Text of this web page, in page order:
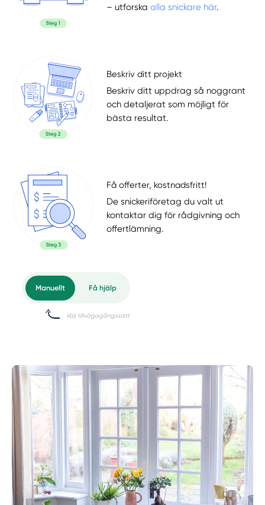
– utforskaalla snickare här.
Beskriv ditt projekt
Beskriv ditt uppdrag så noggrant
och detaljerat som möjligt för
bästa resultat.
Få offerter, kostnadsfritt!
De snickeriföretag du valt ut
kontaktar dig för rådgivning och
offertlämning.